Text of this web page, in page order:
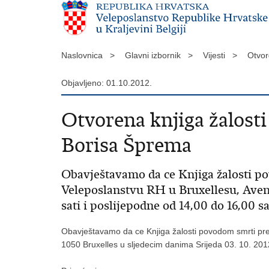
Naslovnica > Glavni izbornik > Vijesti >
Objavljeno: 01.10.2012.
Otvorena knjiga
Borisa Šprema
Obavještavamo da ce Knjiga žalosti
Veleposlanstvu RH u Bruxellesu,
sati i poslijepodne od 14,00 do 16,00
Obavještavamo da ce Knjiga žalosti povodom smrti
1050 Bruxelles u sljedecim danima Srijeda 03. 10.